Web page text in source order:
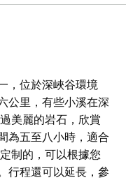
，位於深峽谷環境
公里，有些小溪在深
美麗的岩石，欣賞
為五至八小時，適合
制的，可以根據您
行程還可以延長，參